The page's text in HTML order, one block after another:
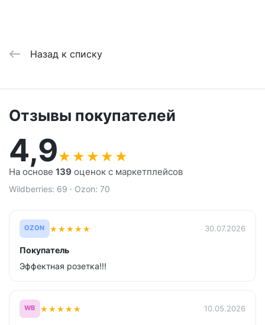
Назад к списку
Отзывы покупателей
4,9★ ★ ★ ★ ★
На основе 139 оценок с маркетплейсов
Wildberries: 69 · Ozon: 70
OZON ★★★★★ 30.07.2026
Покупатель
Эффектная розетка!!!
WB ★★★★★ 10.05.2026